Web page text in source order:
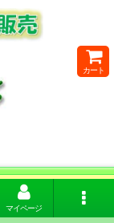
カート
マイページ